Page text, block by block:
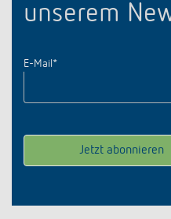
unserem
E-Mail *